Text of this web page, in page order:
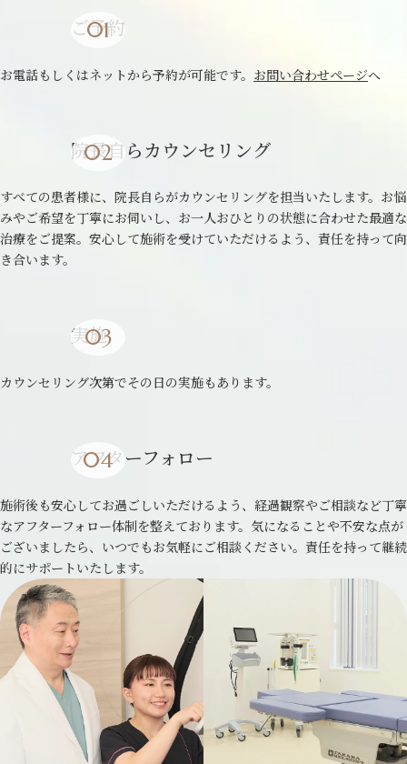
ご予約
お電話もしくはネットから予約が可能です。 お問い合わせページへ
院長自らカウンセリング
すべての患者様に、院長自らがカウンセリングを担当いたします。お悩
みやご希望を丁寧にお伺いし、お一人おひとりの状態に合わせた最適な
治療をご提案。安心して施術を受けていただけるよう、責任を持って向
き合います。
実施
カウンセリング次第でその日の実施もあります。
アフターフォロー
施術後も安心してお過ごしいただけるよう、経過観察やご相談など丁寧
なアフターフォロー体制を整えております。気になることや不安な点が
ございましたら、いつでもお気軽にご相談ください。責任を持って継続
的にサポートいたします。